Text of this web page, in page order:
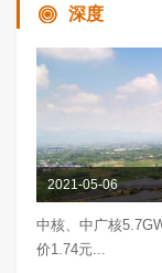
深度
2021-05-06
中核、中广核
价1.74元...